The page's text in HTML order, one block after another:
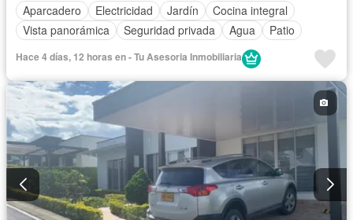
Aparcadero
Electricidad Jardín
Cocina integral
Vista panorámica
Seguridad privada Agua Patio
Hace 4 días, 12 horas en - Tu Asesoria Inmobiliaria